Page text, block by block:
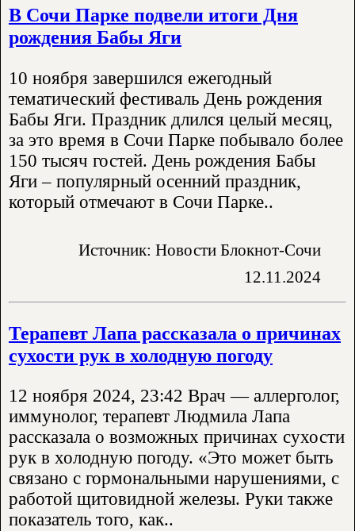
В Сочи Парке подвели итоги Дня
рождения Бабы Яги
10 ноября завершился ежегодный
тематический фестиваль День рождения
Бабы Яги. Праздник длился целый месяц,
за это время в Сочи Парке побывало более
150 тысяч гостей. День рождения Бабы
Яги – популярный осенний праздник,
который отмечают в Сочи Парке..
Источник: Новости Блокнот-Сочи
12.11.2024
Терапевт Лапа рассказала о причинах
сухости рук в холодную погоду
12 ноября 2024, 23:42 Врач — аллерголог,
иммунолог, терапевт Людмила Лапа
рассказала о возможных причинах сухости
рук в холодную погоду. «Это может быть
связано с гормональными нарушениями, с
работой щитовидной железы. Руки также
показатель того, как..